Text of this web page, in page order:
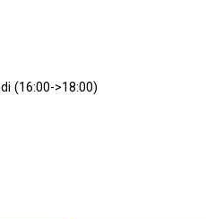
(16:00->18:00)